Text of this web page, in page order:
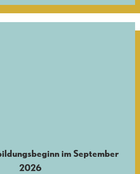
im September
2026